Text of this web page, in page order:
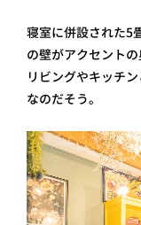
寝室に併設された5
の壁がアクセント
リビングやキッチ
なのだそう。